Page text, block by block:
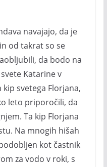
navajajo, da je
od takrat so se
da bodo na
Katarine v
svetega Florjana,
leto priporočili, da
Ta kip Florjana
Na mnogih hišah
kot častnik
za vodo v roki, s